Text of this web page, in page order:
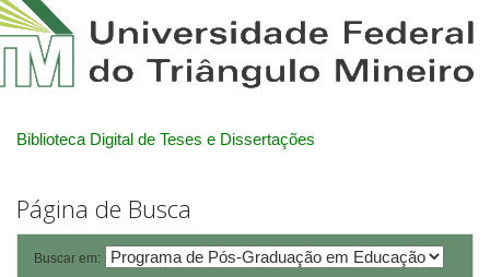
Biblioteca Digital de Teses e Dissertações
Página de Busca
Buscar em: